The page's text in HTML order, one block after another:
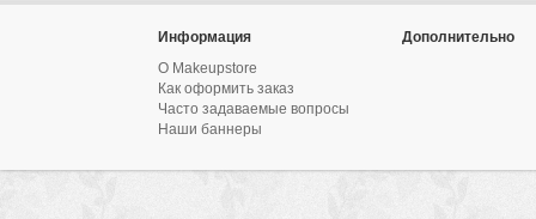
Информация
О Makeupstore
Как оформить заказ
Часто задаваемые вопросы
Наши баннеры
Дополнительно